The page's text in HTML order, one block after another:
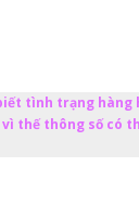
tình trạng hàng
thế thông số có